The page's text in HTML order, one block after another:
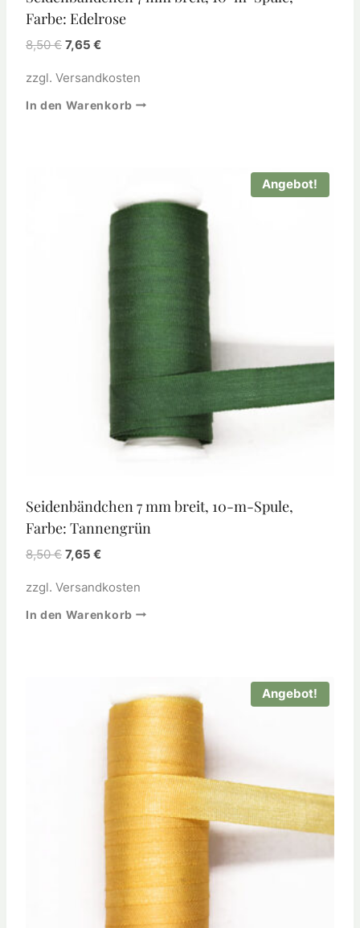
Farbe: Edelrose
8,50€ 7,65 €
zzgl. Versandkosten
In den Warenkorb
Angebot!
Seidenbändchen 7 mm breit, 10-m-Spule,
Farbe: Tannengrün
8,50€ 7,65 €
zzgl. Versandkosten
In den Warenkorb
Angebot!